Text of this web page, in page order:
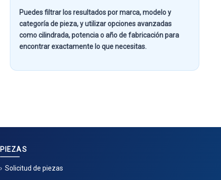
Puedes filtrar los resultados pormarca, modelo y
categoría de pieza, y utilizar opciones avanzadas
comocilindrada, potencia o año de fabricaciónpara
encontrar exactamente lo que necesitas.
PIEZAS
Solicitud de piezas